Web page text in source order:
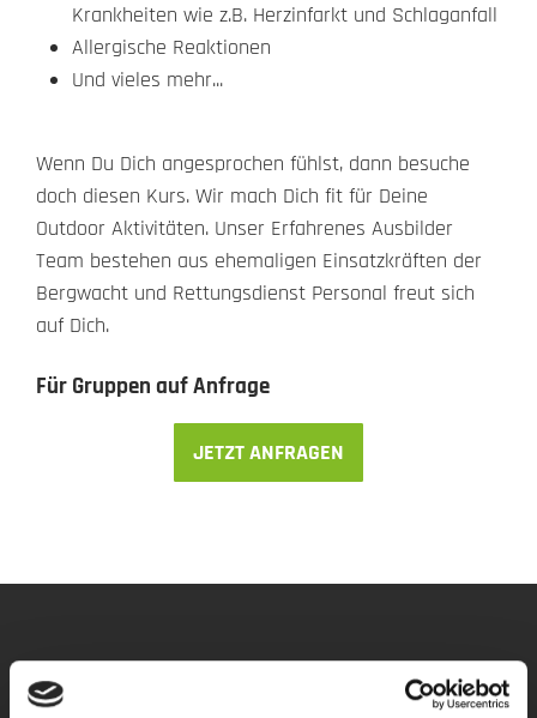
Krankheiten wie z.B. Herzinfarkt und Schlaganfall
Allergische Reaktionen
Und vieles mehr...
Wenn Du Dich angesprochen fühlst, dann besuche
doch diesen Kurs. Wir mach Dich fit für Deine
Outdoor Aktivitäten. Unser Erfahrenes Ausbilder
Team bestehen aus ehemaligen Einsatzkräften der
Bergwacht und Rettungsdienst Personal freut sich
auf Dich.
Für Gruppen auf Anfrage
JETZT ANFRAGEN